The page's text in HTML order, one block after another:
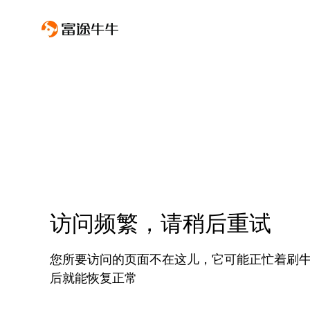
访问频繁，请稍后重试
您所要访问的页面不在这儿，它可能正忙着刷
后就能恢复正常